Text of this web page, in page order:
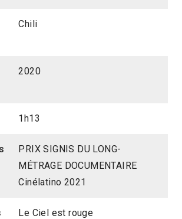
Chili
2020
1h13
PRIX SIGNIS DU LONG-
MÉTRAGE DOCUMENTAIRE
Cinélatino 2021
Le Ciel est rouge